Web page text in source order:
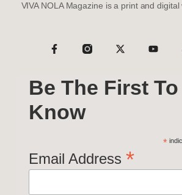
VIVA NOLA Magazine is a print and digital
Be The First To
Know
*
Email Address *